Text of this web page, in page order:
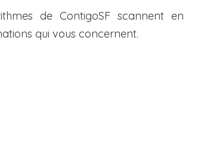
de ContigoSF scannent en
qui vous concernent.